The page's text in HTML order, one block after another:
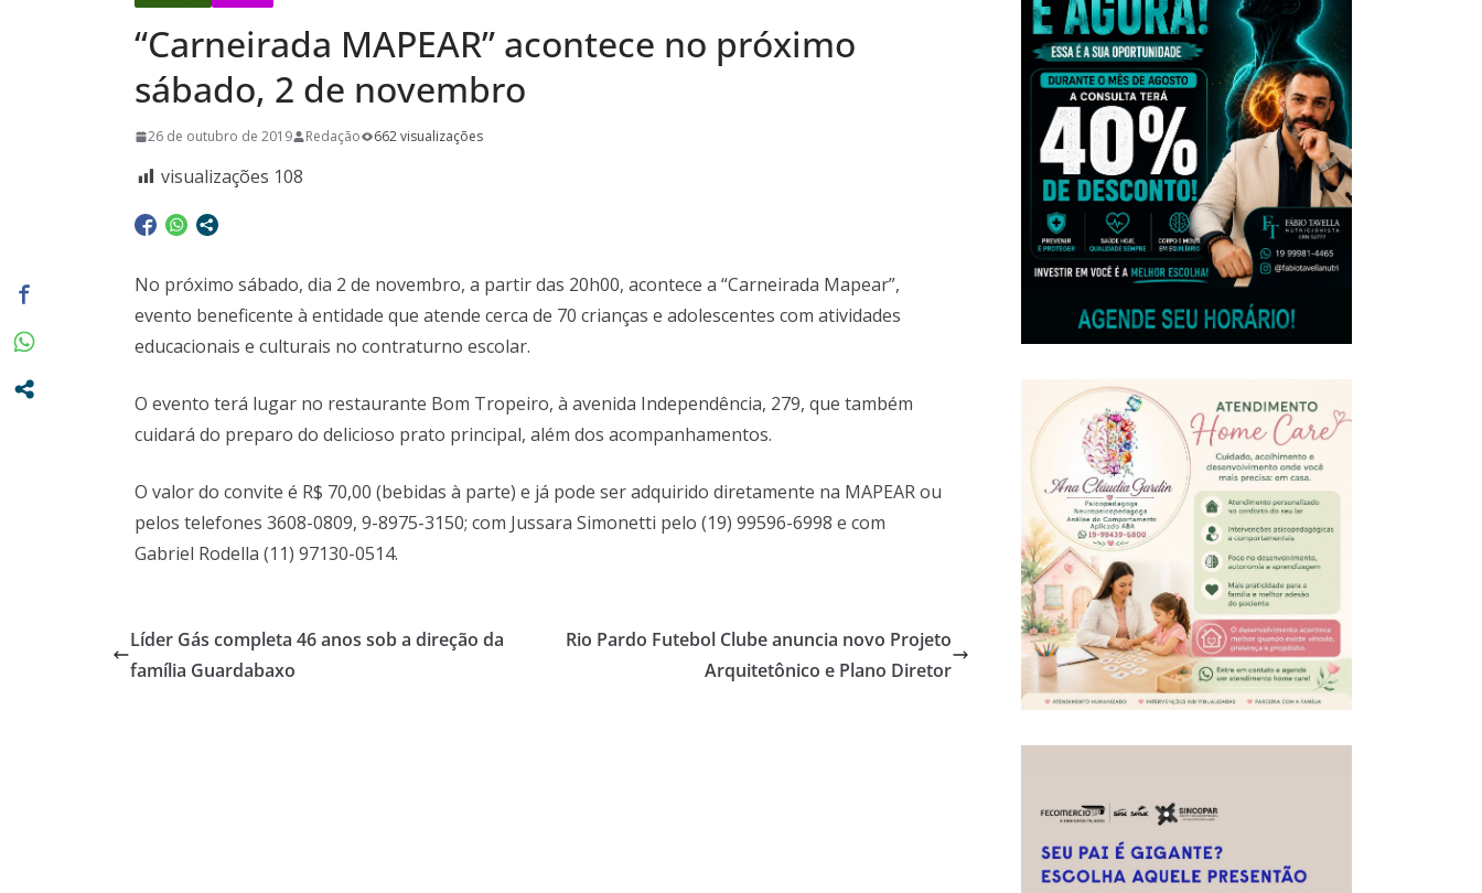
Euclidianas…
No Dia Nacional da Saúde e
em todos os demais, o
privilégio em termos a Santa
“Carneirada MAPEAR” acontece no próximo
sábado, 2 de novembro
26 de outubro de 2019 Redação 662 visualizações
visualizações 108
No próximo sábado, dia 2 de novembro, a partir das 20h00, acontece a “Carneirada Mapear”,
evento beneficente à entidade que atende cerca de 70 crianças e adolescentes com atividades
educacionais e culturais no contraturno escolar.
O evento terá lugar no restaurante Bom Tropeiro, à avenida Independência, 279, que também
cuidará do preparo do delicioso prato principal, além dos acompanhamentos.
O valor do convite é R$ 70,00 (bebidas à parte) e já pode ser adquirido diretamente na MAPEAR ou
pelos telefones 3608-0809, 9-8975-3150; com Jussara Simonetti pelo (19) 99596-6998 e com
Gabriel Rodella (11) 97130-0514.
Líder Gás completa 46 anos sob a direção da
família Guardabaxo
Rio Pardo Futebol Clube anuncia novo Projeto
Arquitetônico e Plano Diretor